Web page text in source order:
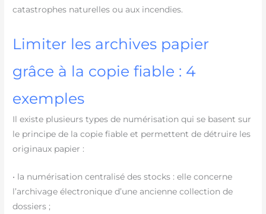
catastrophes naturelles ou aux incendies.
Limiter les archives papier
grâce à la copie fiable : 4
exemples
Il existe plusieurs types de numérisation qui se basent sur
le principe de la copie fiable et permettent de détruire les
originaux papier :
• la numérisation centralisé des stocks : elle concerne
l’archivage électronique d’une ancienne collection de
dossiers ;